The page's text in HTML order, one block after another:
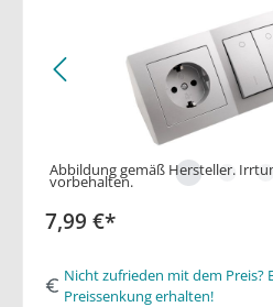
Abbildung gemäß Hersteller.
vorbehalten.
7,99 €*
Nicht zufrieden mit dem Preis?
Preissenkung erhalten!